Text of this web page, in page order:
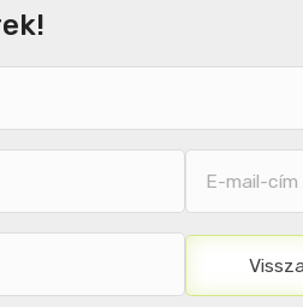
mail-
cím
mégegyszer